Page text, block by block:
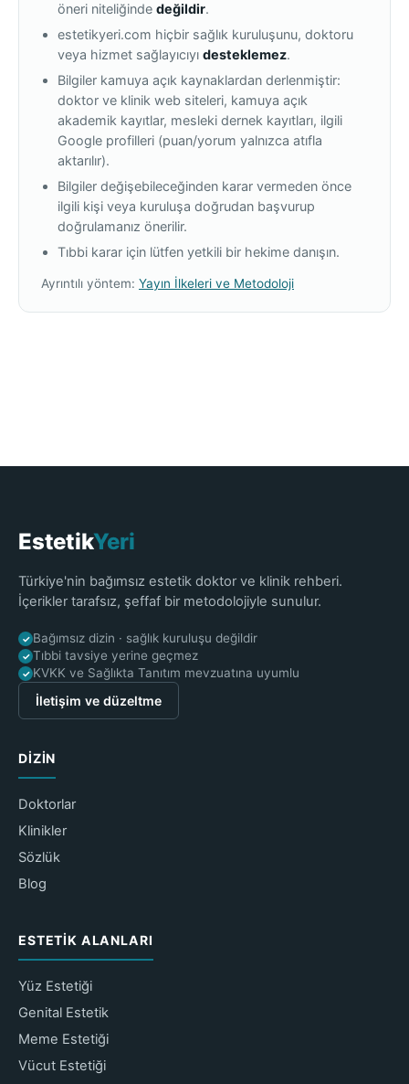
öneri niteliğinde değildir.
estetikyeri.com hiçbir sağlık kuruluşunu, doktoru
veya hizmet sağlayıcıyı desteklemez.
Bilgiler kamuya açık kaynaklardan derlenmiştir:
doktor ve klinik web siteleri, kamuya açık
akademik kayıtlar, mesleki dernek kayıtları, ilgili
Google profilleri (puan/yorum yalnızca atıfla
aktarılır).
Bilgiler değişebileceğinden karar vermeden önce
ilgili kişi veya kuruluşa doğrudan başvurup
doğrulamanız önerilir.
Tıbbi karar için lütfen yetkili bir hekime danışın.
Ayrıntılı yöntem: Yayın İlkeleri ve Metodoloji
EstetikYeri
Türkiye'nin bağımsız estetik doktor ve klinik rehberi.
İçerikler tarafsız, şeffaf bir metodolojiyle sunulur.
✓ Bağımsız dizin · sağlık kuruluşu değildir
✓ Tıbbi tavsiye yerine geçmez
✓ KVKK ve Sağlıkta Tanıtım mevzuatına uyumlu
İletişim ve düzeltme
DIZIN
Doktorlar
Klinikler
Sözlük
Blog
ESTETIK ALANLARI
Yüz Estetiği
Genital Estetik
Meme Estetiği
Vücut Estetiği